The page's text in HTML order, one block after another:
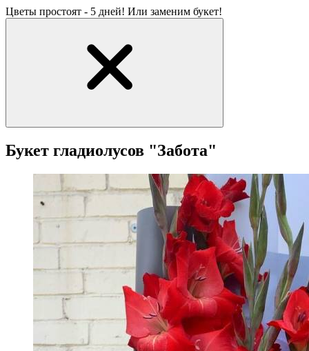
Цветы простоят - 5 дней! Или заменим букет!
Букет гладиолусов "Забота"